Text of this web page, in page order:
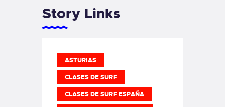
Story Links
ASTURIAS
CLASES DE SURF
CLASES DE SURF ESPAÑA